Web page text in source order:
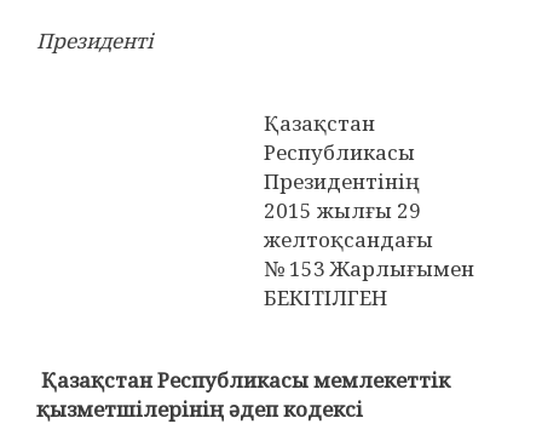
Президенті
Қазақстан
Республикасы
Президентінің
2015 жылғы 29
желтоқсандағы
№ 153 Жарлығымен
БЕКІТІЛГЕН
Қазақстан Республикасы мемлекеттік
қызметшілерінің әдеп кодексі